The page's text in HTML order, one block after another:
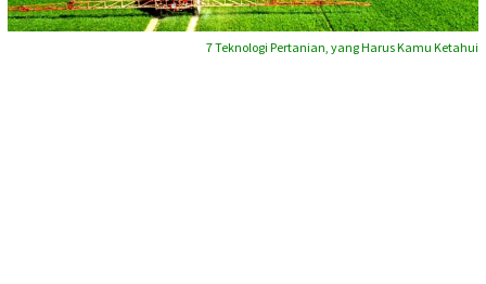
7 Teknologi Pertanian, yang Harus Kamu Ketahui